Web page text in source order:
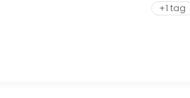
+1 tag